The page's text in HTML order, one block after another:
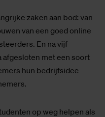
zaken aan bod: van
van een goed online
En na vijf
met een soort
hun bedrijfsidee
op weg helpen als